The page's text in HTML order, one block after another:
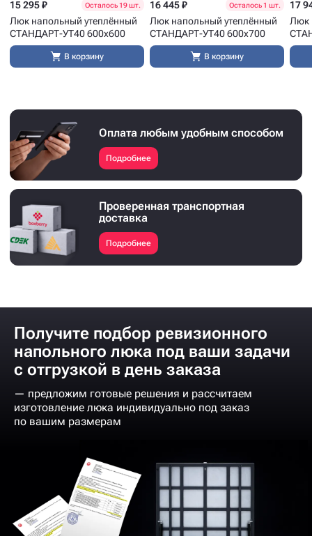
15 295 ₽ Осталось 19 шт.
Люк напольный утеплённый
СТАНДАРТ-УТ40 600x600
В корзину
16 445 ₽ Осталось 1 шт.
Люк напольный утеплённый
СТАНДАРТ-УТ40 600x700
В корзину
17
Люк
Оплата любым удобным способом
Подробнее
Проверенная транспортная
доставка
Подробнее
Получите подбор ревизионного
напольного люка под ваши задачи
с отгрузкой в день заказа
— предложим готовые решения и рассчитаем
изготовление люка индивидуально под заказ
по вашим размерам